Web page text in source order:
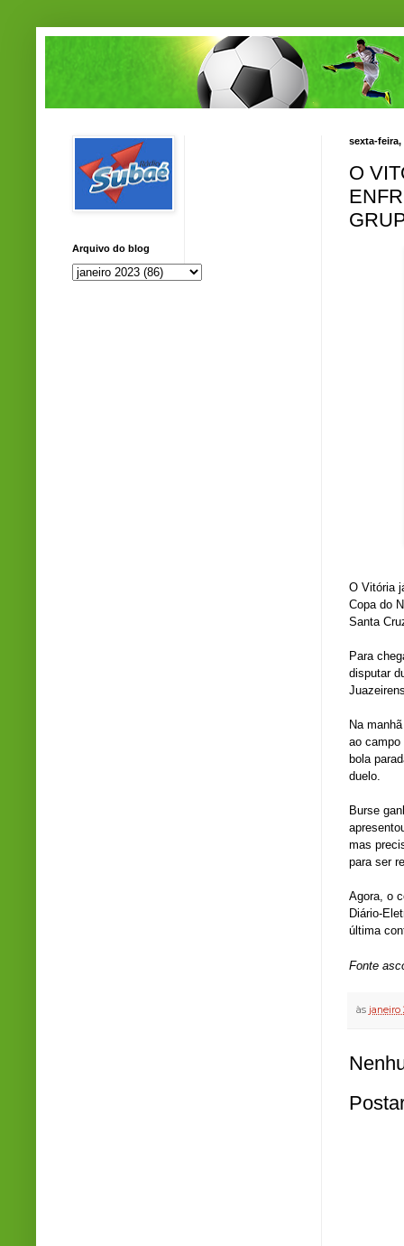
sexta-feira,
O
O Vitória
Copa do
Santa
Para
disputar
Na
ao campo
bola
duelo.
Burse
mas
para ser
Agora, o
Diário-
última
Fonte
às janeiro
Arquivo do blog